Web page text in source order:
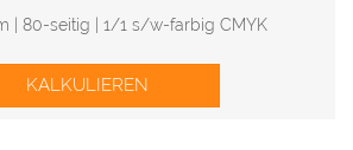
| 80-seitig | 1/1 s/w-farbig CMYK
KALKULIEREN